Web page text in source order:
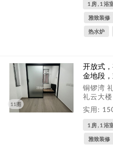
1 房 , 1 浴
雅致装修
热水炉
11图
开放式
金地段
铜锣湾
礼云大
实用:
1 房 , 1 浴
雅致装修